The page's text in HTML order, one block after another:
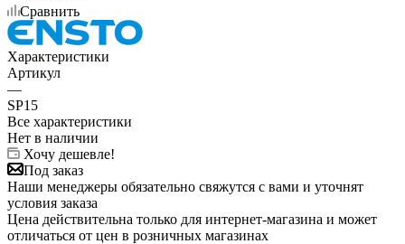
Сравнить
Характеристики
Артикул
—
SP15
Все характеристики
Нет в наличии
Хочу дешевле!
Под заказ
Наши менеджеры обязательно свяжутся с вами и уточнят
условия заказа
Цена действительна только для интернет-магазина и может
отличаться от цен в розничных магазинах